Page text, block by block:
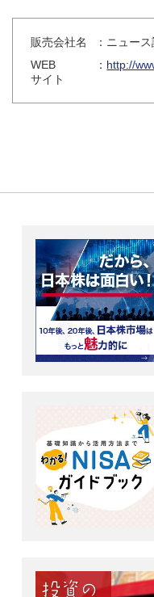
販売会社名
：ニュー
WEB
サイト
： http://